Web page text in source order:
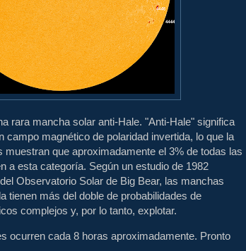
rara mancha solar anti-Hale. "Anti-Hale" significa
campo magnético de polaridad invertida, lo que la
muestran que aproximadamente el 3% de todas las
a esta categoría. Según un estudio de 1982
Observatorio Solar de Big Bear, las manchas
tienen más del doble de probabilidades de
complejos y, por lo tanto, explotar.
ocurren cada 8 horas aproximadamente. Pronto